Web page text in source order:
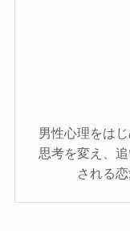
男性心理をは
思考を変え、
される